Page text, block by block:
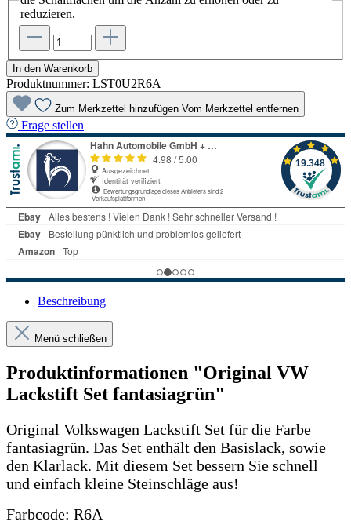
reduzieren.
In den Warenkorb
Produktnummer: LST0U2R6A
Zum Merkzettel hinzufügen Vom Merkzettel entfernen
Frage stellen
Beschreibung
Menü schließen
Produktinformationen "Original VW
Lackstift Set fantasiagrün"
Original Volkswagen Lackstift Set für die Farbe
fantasiagrün. Das Set enthält den Basislack, sowie
den Klarlack. Mit diesem Set bessern Sie schnell
und einfach kleine Steinschläge aus!
Farbcode: R6A